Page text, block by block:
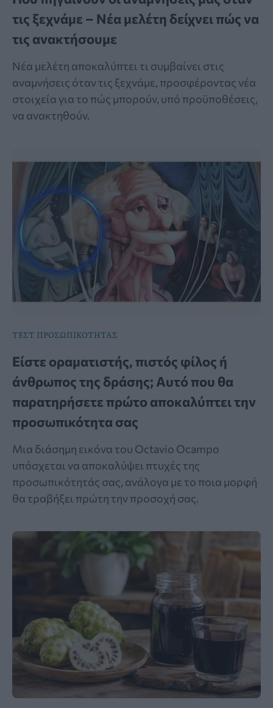
τις ξεχνάμε – Νέα μελέτη δείχνει πώς να
τις ανακτήσουμε
Νέα μελέτη αποκαλύπτει τι συμβαίνει στις
αναμνήσεις όταν τις ξεχνάμε, προσφέροντας νέα
στοιχεία για το πώς μπορούν, υπό προϋποθέσεις,
να ανακτηθούν.
ΤΕΣΤ ΠΡΟΣΩΠΙΚΟΤΗΤΑΣ
Είστε οραματιστής, πιστός φίλος ή
άνθρωπος της δράσης; Αυτό που θα
παρατηρήσετε πρώτο αποκαλύπτει την
προσωπικότητα σας
Μια διάσημη εικόνα του Octavio Ocampo
υπόσχεται να αποκαλύψει πτυχές της
προσωπικότητάς σας, ανάλογα με το ποια μορφή
θα τραβήξει πρώτη την προσοχή σας.